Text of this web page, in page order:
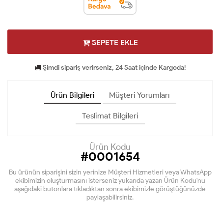
SEPETE EKLE
Şimdi sipariş verirseniz, 24 Saat içinde Kargoda!
Ürün Bilgileri Müşteri Yorumları
Teslimat Bilgileri
Ürün Kodu
#0001654
Bu ürünün siparişini sizin yerinize Müşteri Hizmetleri veya WhatsApp
ekibimizin oluşturmasını isterseniz yukarıda yazan Ürün Kodu'nu
aşağıdaki butonlara tıkladıktan sonra ekibimizle görüştüğünüzde
paylaşabilirsiniz.